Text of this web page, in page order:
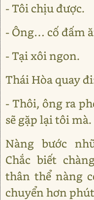
- Tôi chịu được.
- Ông… cố đấm
- Tại xôi ngon.
Thái Hòa quay
- Thôi, ông ra
sẽ gặp lại tôi mà.
Nàng bước
Chắc biết
thân thể nàng
chuyển hơn